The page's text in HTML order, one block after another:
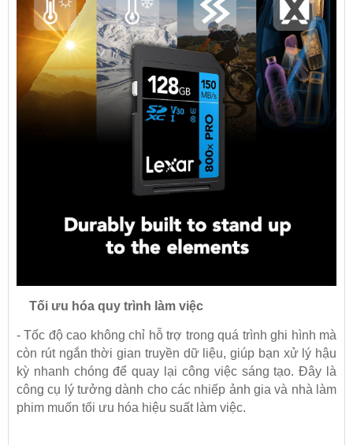
Tối ưu hóa quy trình làm việc
- Tốc độ cao không chỉ hỗ trợ trong quá trình ghi hình mà
còn rút ngắn thời gian truyền dữ liệu, giúp bạn xử lý hậu
kỳ nhanh chóng để quay lại công việc sáng tạo. Đây là
công cụ lý tưởng dành cho các nhiếp ảnh gia và nhà làm
phim muốn tối ưu hóa hiệu suất làm việc.